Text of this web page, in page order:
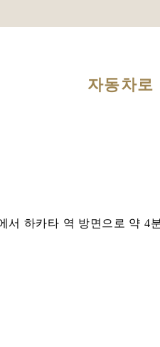
자동차로
서 하카타 역 방면으로 약 4